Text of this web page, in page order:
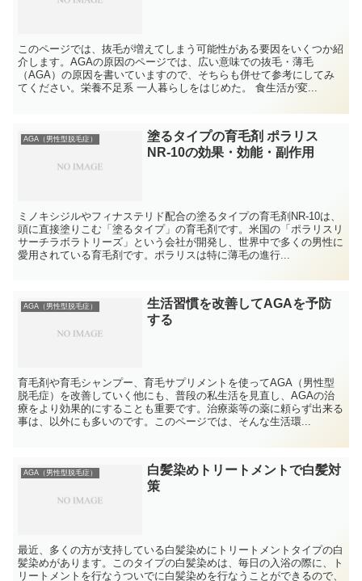
このページでは、抜毛が増えてしまう可能性がある要因をいくつか紹
介します。AGAの原因のページでは、広い意味での抜毛・薄毛
（AGA）の原因を書いていますので、そちらも併せて参考にしてみ
てください。栄養不足系 一人暮らしをはじめた。 食生活が変...
AGA（男性型脱毛症）
塗るタイプの育毛剤 ポラリス
NR-10の効果・効能・副作用
ミノキシジルやフィナステリド配合の塗るタイプの育毛剤NR-10は、
頭に直接塗りこむ「塗るタイプ」の育毛剤です。米国の「ポラリスリ
サーチラボラトリーズ」という会社が開発し、世界中で多くの男性に
愛用されている育毛剤です。ポラリスは特に薄毛の進行...
AGA（男性型脱毛症）
生活習慣を改善してAGAを予防
する
育毛剤や育毛シャンプー、育毛サプリメントを使ってAGA（男性型
脱毛症）を改善していく他にも、普段の私生活を見直し、AGAの治
療をより効果的にすることも重要です。治療薬等の薬に頼らず出来る
事は、以外にも多いのです。このページでは、そんな生活環...
AGA（男性型脱毛症）
白髪染めトリートメントで白髪対
策
最近、多くの方が支持している白髪染めにトリートメントタイプの白
髪染めがあります。このタイプの白髪染めは、毎日の入浴の際に、ト
リートメントを行なうついでに白髪染めを行なうことができるので、